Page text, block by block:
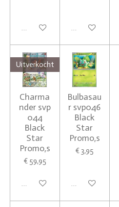
Houd mij op de hoogteIn winkelwagen
Uitverkocht
Charma
nder svp
044
Black
Star
Promo,s
€ 59,95
Houd mij op de hoogte
Bulbasau
r svp046
Black
Star
Promo,s
€ 3,95
In winkelwagen